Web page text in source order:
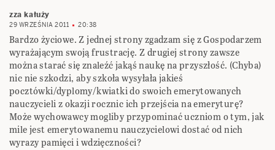
zza kałuży
29 WRZEŚNIA 2011 20:38
Bardzo życiowe. Z jednej strony zgadzam się z Gospodarzem
wyrażającym swoją frustrację. Z drugiej strony zawsze
można starać się znaleźć jakąś naukę na przyszłość. (Chyba)
nic nie szkodzi, aby szkoła wysyłała jakieś
pocztówki/dyplomy/kwiatki do swoich emerytowanych
nauczycieli z okazji rocznic ich przejścia na emeryturę?
Może wychowawcy mogliby przypominać uczniom o tym, jak
mile jest emerytowanemu nauczycielowi dostać od nich
wyrazy pamięci i wdzięczności?